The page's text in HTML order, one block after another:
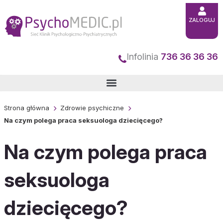
do
treści
Infolinia 736 36 36 36
ZALOGUJ
Strona główna
Zdrowie psychiczne
Na czym polega praca seksuologa dziecięcego?
Na czym polega praca
seksuologa
dziecięcego?